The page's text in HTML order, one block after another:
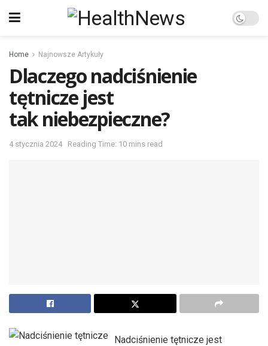
Home Najnowsze Artykuły
Dlaczego nadciśnienie
tętnicze jest
tak niebezpieczne?
4 stycznia 2024 Reading Time: 10 mins read
Nadciśnienie tętnicze jest